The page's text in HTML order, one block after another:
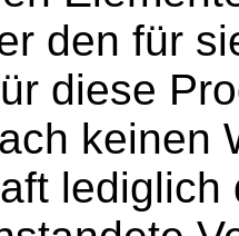
den für
diese
keinen